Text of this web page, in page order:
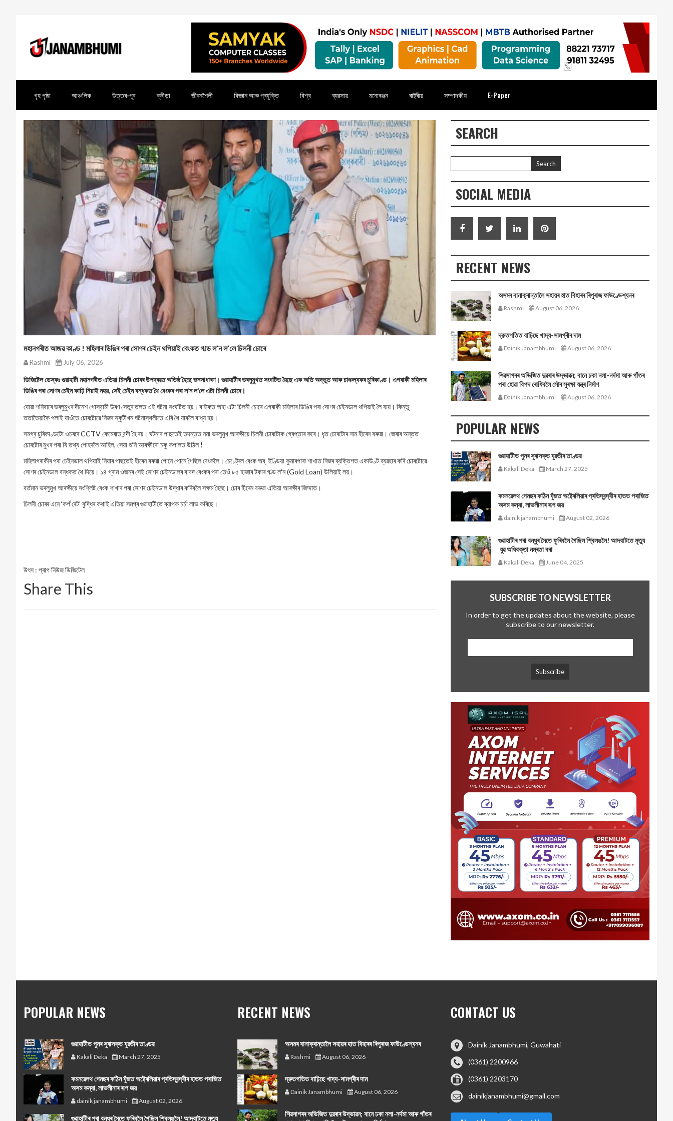
গৃহ পৃষ্ঠা আঞ্চলিক উত্তৰ-পূব ক্ৰীড়া জীৱনশৈলী বিজ্ঞান আৰু প্ৰযুক্তি বিশ্ব ব্যৱসায় মনোৰঞ্জন ৰাষ্ট্ৰীয় সম্পাদকীয় E-Paper
মহানগৰীত আজৱ কাণ্ড ! মহিলাৰ ডিঙিৰ পৰা সোণৰ চেইন থপিয়াই বেংকত গ'ল্ড ল’ন ল’লে চিলনী চোৰে
Rashmi July 06, 2026
ডিজিটেল ডেস্কঃ গুৱাহাটী মহানগৰীত এতিয়া চিলনী চোৰৰ উপদ্ৰৱত অতিষ্ঠ হৈছে জনসাধাৰণ। গুৱাহাটীৰ ভৰলুমুখত সংঘটিত হৈছে এক অতি অদ্ভুত আৰু চাঞ্চল্যকৰ চুৰিকাণ্ড। এগৰাকী মহিলাৰ
ডিঙিৰ পৰা সোণৰ চেইন কাঢ়ি নিয়াই নহয়, সেই চেইন বন্ধকত থৈ বেংকৰ পৰা ল’ন ল’লে এটা চিলনী চোৰে।
যোৱা শনিবাৰে ভৰলুমুখৰ দীনেশ গোস্বামী উৰণ সেতুৰ তলত এই ঘটনা সংঘটিত হয়। বাইকত অহা এটা চিলনী চোৰে এগৰাকী মহিলাৰ ডিঙিৰ পৰা সোণৰ চেইনডাল থপিয়াই লৈ যায়। কিন্তু
ততাতৈয়াকৈ পলাই যাওঁতে চোৰটোৱে নিজৰ স্কুটীখন ঘটনাস্থলীতে এৰি থৈ যাবলৈ বাধ্য হয়।
সমগ্ৰ চুৰিকাণ্ডটো ওচৰৰে CCTV কেমেৰাত বন্দী হৈ ৰয়। ঘটনাৰ পাছতেই তদন্তত নমা ভৰলুমুখ আৰক্ষীয়ে চিলনী চোৰটোক গ্ৰেপ্তাৰ কৰে। ধৃত চোৰটোৰ নাম হীৰেন বৰুৱা। জেৰাৰ অন্তত
চোৰটোৰ মুখৰ পৰা যি তথ্য পোহৰলৈ আহিল, সেয়া শুনি আৰক্ষীৰো চকু কপালত উঠিল !
মহিলাগৰাকীৰ পৰা চেইনডাল থপিয়াই নিয়াৰ পাছতেই হীৰেন বৰুৱা পোনে পোনে গৈছিল বেংকলৈ। চেণ্ট্ৰেল বেংক অব্ ইণ্ডিয়া কুমাৰপাৰা শাখাত নিজৰ ব্যক্তিগত একাউণ্ট ব্যৱহাৰ কৰি চোৰটোৱে
সোণৰ চেইনডাল বন্ধকত থৈ দিয়ে। ১৪ গ্ৰাম ওজনৰ সেই সোণৰ চেইনডালৰ বাবদ বেংকৰ পৰা তেওঁ ৮৫ হাজাৰ টকাৰ গ’ল্ড ল'ন (Gold Loan) উলিয়াই লয়।
বৰ্তমান ভৰলুমুখ আৰক্ষীয়ে সংশ্লিষ্ট বেংক শাখাৰ পৰা সোণৰ চেইনডাল উদ্ধাৰ কৰিবলৈ সক্ষম হৈছে। চোৰ হীৰেন বৰুৱা এতিয়া আৰক্ষীৰ জিম্মাত।
চিলনী চোৰৰ এনে ‘কৰ্প’ৰেট’ বুদ্ধিৰ কথাই এতিয়া সমগ্ৰ গুৱাহাটীতে ব্যাপক চৰ্চা লাভ কৰিছে।
উৎস : প্ৰাগ নিউজ ডিজিটেল
Share This
SEARCH
SOCIAL MEDIA
RECENT NEWS
অসমৰ বানাক্ৰান্তালৈ সহায়ৰ হাত বিহাৰৰ ৰিপুৰাজ ফাউণ্ডেশ্যনৰ
Rashmi August 06, 2026
দ্রুতগতিত বাঢ়িছে খাদ্য-সামগ্ৰীৰ দাম
Dainik Janambhumi August 06, 2026
শিৱসাগৰৰ অভিজিত দুৱৰাৰ উদ্ভাৱন; বানে ঢকা নলা-নৰ্দমা আৰু গাঁতৰ
পৰা হোৱা বিপদ ৰোধিবলৈ সৌৰ সুৰক্ষা যন্ত্ৰ নিৰ্মাণ
Dainik Janambhumi August 06, 2026
POPULAR NEWS
গুৱাহাটীত পুনৰ সুৰাসক্ত যুৱতীৰ তাণ্ডৱ
Kakali Deka March 27, 2025
কমনৱেলথ গেমছৰ কঠিন যুঁজত অষ্ট্ৰেলিয়াৰ প্ৰতিদ্বন্দ্বীৰ হাতত পৰাজিত
অসম কন্যা, লাভলীনাৰ ৰূপ জয়
dainik janambhumi August 02, 2026
গুৱাহাটীৰ পৰা বন্ধুৰ সৈতে ফুৰিবলৈ গৈছিল শ্বিলঙলৈ! আদবাটতে মৃত্যু
যুৱ অধিবক্তা নম্ৰতা বৰা
Kakali Deka June 04, 2025
SUBSCRIBE TO NEWSLETTER
In order to get the updates about the website, please
subscribe to our newsletter.
POPULAR NEWS
গুৱাহাটীত পুনৰ সুৰাসক্ত যুৱতীৰ তাণ্ডৱ
Kakali Deka March 27, 2025
কমনৱেলথ গেমছৰ কঠিন যুঁজত অষ্ট্ৰেলিয়াৰ প্ৰতিদ্বন্দ্বীৰ হাতত পৰাজিত
অসম কন্যা, লাভলীনাৰ ৰূপ জয়
dainik janambhumi August 02, 2026
গুৱাহাটীৰ পৰা বন্ধুৰ সৈতে ফুৰিবলৈ গৈছিল শ্বিলঙলৈ! আদবাটতে মৃত্যু
RECENT NEWS
অসমৰ বানাক্ৰান্তালৈ সহায়ৰ হাত বিহাৰৰ ৰিপুৰাজ ফাউণ্ডেশ্যনৰ
Rashmi August 06, 2026
দ্রুতগতিত বাঢ়িছে খাদ্য-সামগ্ৰীৰ দাম
Dainik Janambhumi August 06, 2026
শিৱসাগৰৰ অভিজিত দুৱৰাৰ উদ্ভাৱন; বানে ঢকা নলা-নৰ্দমা আৰু গাঁতৰ
CONTACT US
Dainik Janambhumi, Guwahati
(0361) 2200966
(0361) 2203170
dainikjanambhumi@gmail.com